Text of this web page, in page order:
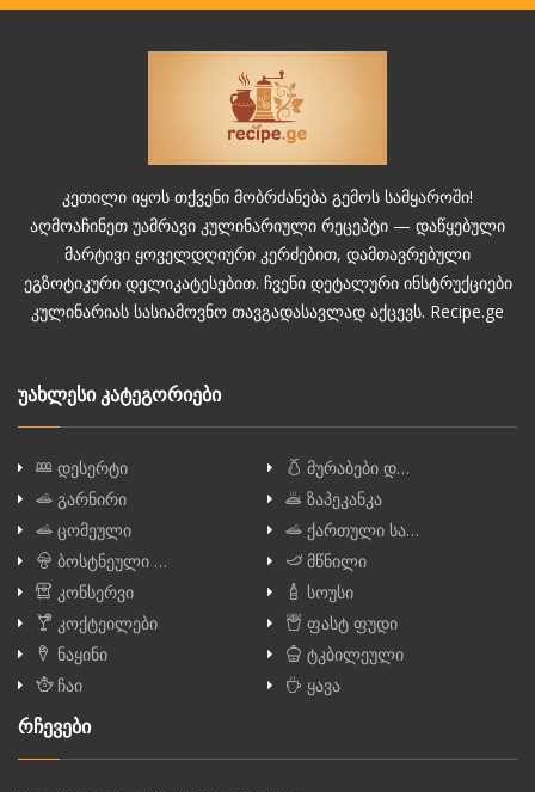
კეთილი იყოს თქვენი მობრძანება გემოს სამყაროში!
აღმოაჩინეთ უამრავი კულინარიული რეცეპტი — დაწყებული
მარტივი ყოველდღიური კერძებით, დამთავრებული
ეგზოტიკური დელიკატესებით. ჩვენი დეტალური ინსტრუქციები
კულინარიას სასიამოვნო თავგადასავლად აქცევს. Recipe.ge
უახლესი კატეგორიები
დესერტი
მურაბები დ…
გარნირი
ზაპეკანკა
ცომეული
ქართული სა…
ბოსტნეული …
მწნილი
კონსერვი
სოუსი
კოქტეილები
ფასტ ფუდი
ნაყინი
ტკბილეული
ჩაი
ყავა
რჩევები